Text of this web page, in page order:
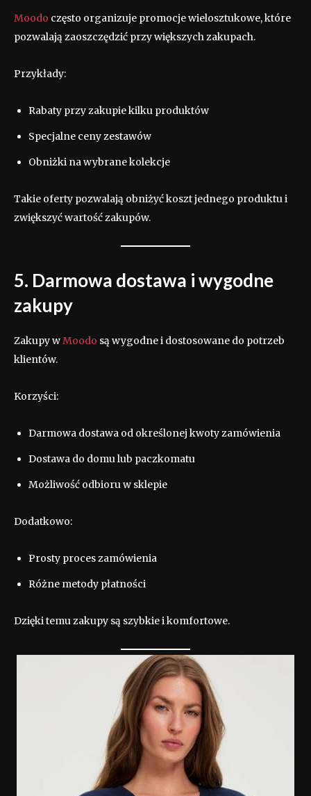
Moodo często organizuje promocje wielosztukowe, które
pozwalają zaoszczędzić przy większych zakupach.
Przykłady:
Rabaty przy zakupie kilku produktów
Specjalne ceny zestawów
Obniżki na wybrane kolekcje
Takie oferty pozwalają obniżyć koszt jednego produktu i
zwiększyć wartość zakupów.
5. Darmowa dostawa i wygodne
zakupy
Zakupy wMoodo są wygodne i dostosowane do potrzeb
klientów.
Korzyści:
Darmowa dostawa od określonej kwoty zamówienia
Dostawa do domu lub paczkomatu
Możliwość odbioru w sklepie
Dodatkowo:
Prosty proces zamówienia
Różne metody płatności
Dzięki temu zakupy są szybkie i komfortowe.